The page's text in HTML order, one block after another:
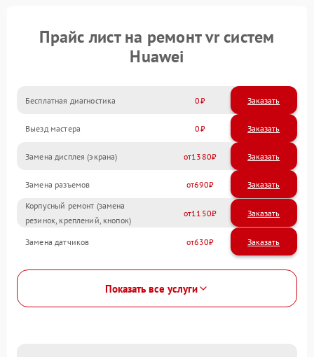
Прайс лист на ремонт vr систем
Huawei
Бесплатная диагностика 0 Заказать
Выезд мастера 0 Заказать
Замена дисплея (экрана) 1380
Замена разъемов 690
Корпусный ремонт (замена
резинок, креплений, кнопок)
1150
Замена датчиков 630
Показать все услуги